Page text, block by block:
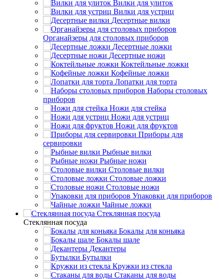
Вилки для улиток
Вилки для устриц
Десертные вилки
Органайзеры для столовых приборов
Десертные ложки
Десертные ножи
Коктейльные ложки
Кофейные ложки
Лопатки для торта
Наборы столовых
приборов
Ножи для стейка
Ножи для устриц
Ножи для фруктов
Приборы для
сервировки
Рыбные вилки
Рыбные ножи
Столовые вилки
Столовые ложки
Столовые ножи
Упаковки для приборов
Чайные ложки
Стеклянная посуда
Стеклянная посуда
Бокалы для коньяка
Бокалы шале
Декантеры
Бутылки
Кружки из стекла
Стаканы для воды